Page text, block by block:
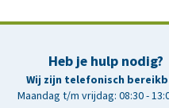
Heb je hulp nodig?
Wij zijn telefonisch
Maandag t/m vrijdag: 08:30 -